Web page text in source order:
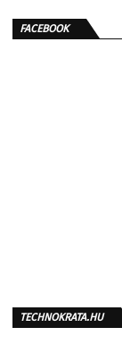
FACEBOOK
TECHNOKRATA.HU